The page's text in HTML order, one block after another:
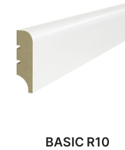
BASIC R10